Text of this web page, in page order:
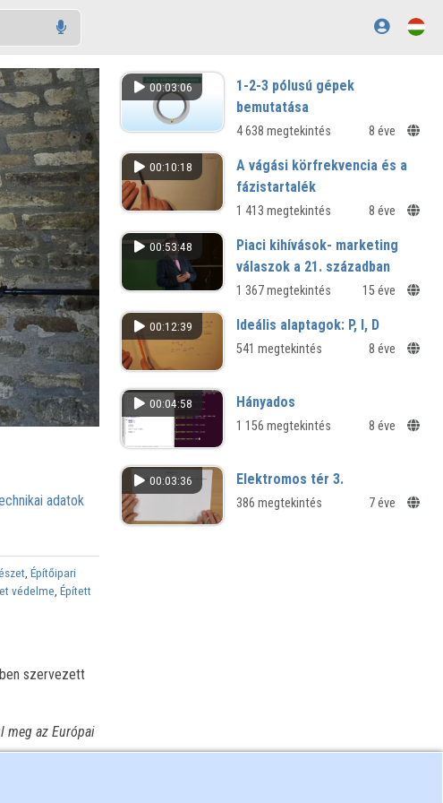
adatok
,Építőipari
védelme,Épített
szervezett
meg az Európai
00:03:06
1-2-3 pólusú gépek
bemutatása
4 638 megtekintés 8 éve
00:10:18
A vágási körfrekvencia és a
fázistartalék
1 413 megtekintés 8 éve
00:53:48
Piaci kihívások- marketing
válaszok a 21. században
1 367 megtekintés 15 éve
00:12:39 Ideális alaptagok: P, I, D
541 megtekintés 8 éve
00:04:58 Hányados
1 156 megtekintés 8 éve
00:03:36 Elektromos tér 3.
386 megtekintés 7 éve